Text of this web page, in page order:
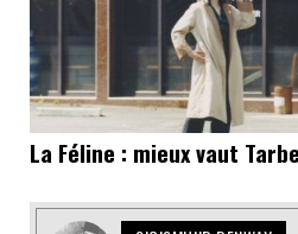
La Féline : mieux vaut